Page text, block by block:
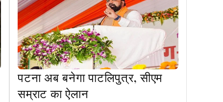
पटना अब बनेगा पाटलिपुत्र, सीएम
सम्राट का ऐलान